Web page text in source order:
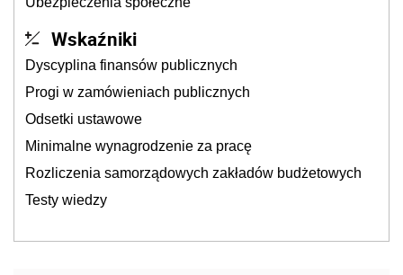
Wskaźniki
Dyscyplina finansów publicznych
Progi w zamówieniach publicznych
Odsetki ustawowe
Minimalne wynagrodzenie za pracę
Rozliczenia samorządowych zakładów budżetowych
Testy wiedzy